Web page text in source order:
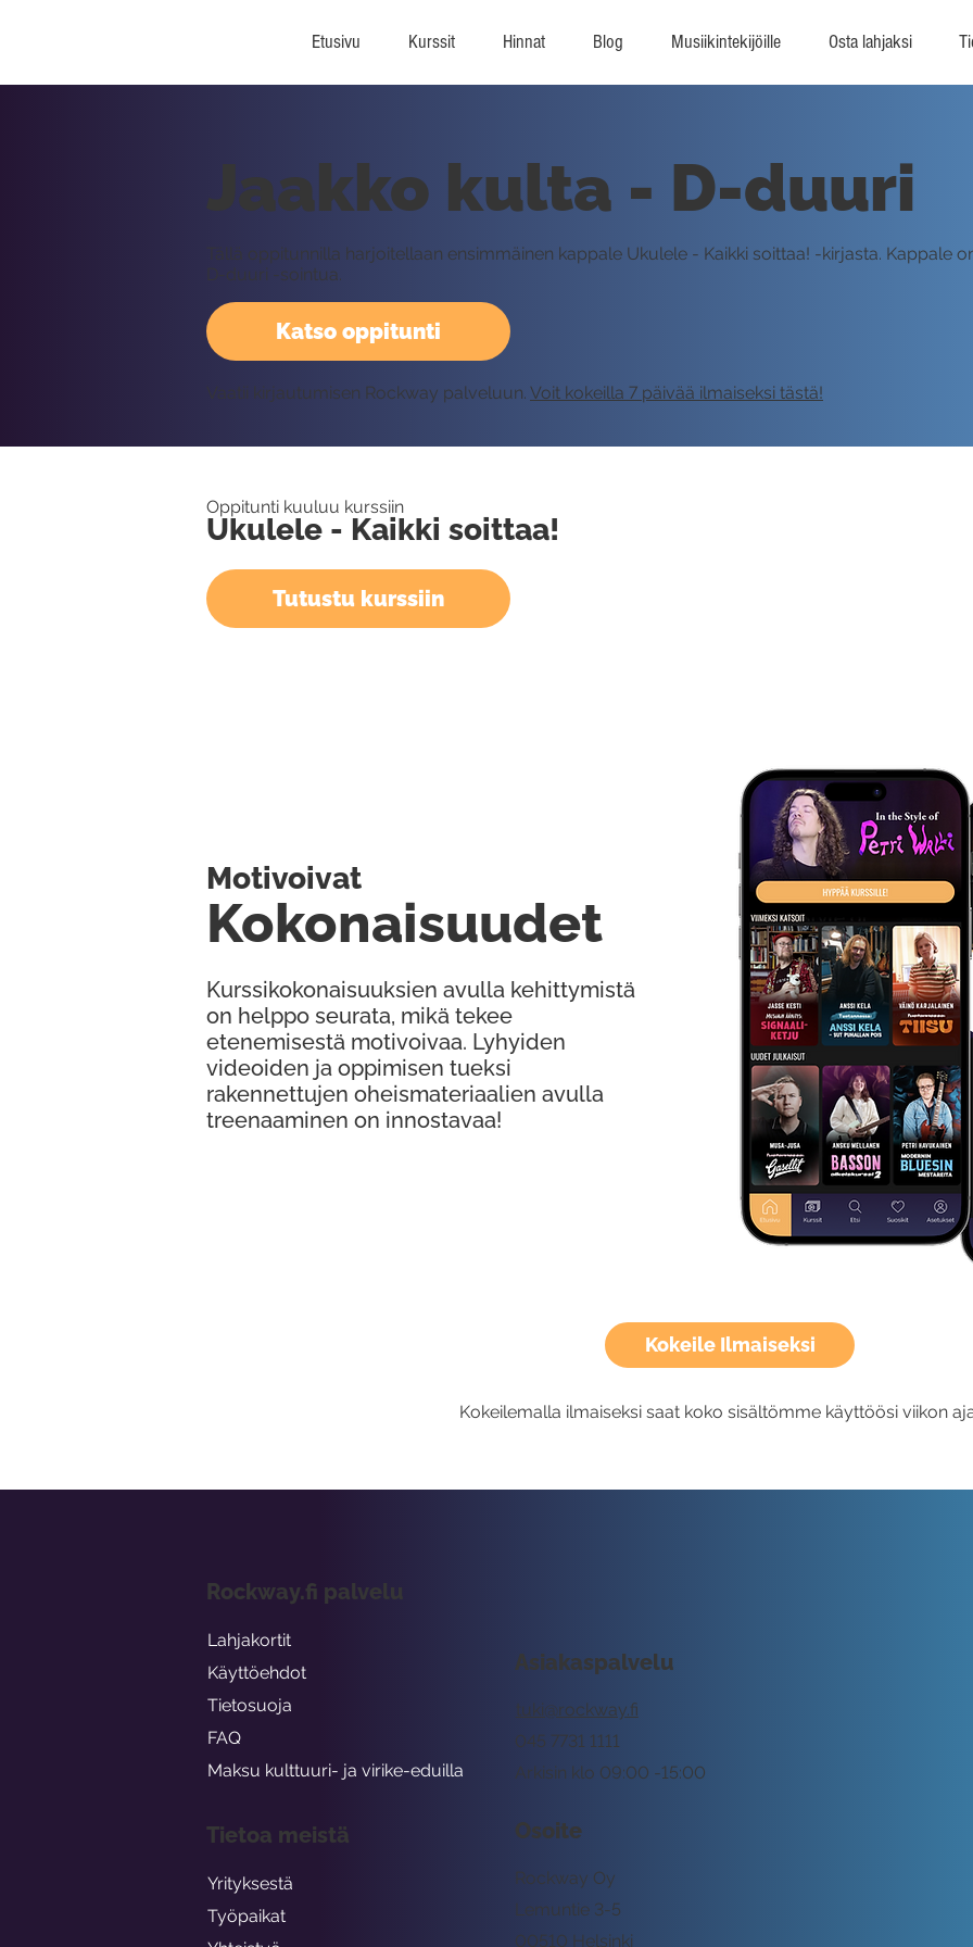
Etusivu Kurssit Hinnat Blog Musiikintekijöille Osta lahjaksi
Kokeile Ilmaiseksi
Kokeilemalla ilmaiseksi saat koko sisältömme käyttöösi viikon
Katso oppitunti
Jaakko kulta - D-duuri
Tällä oppitunnilla harjoitellaan ensimmäinen kappale Ukulele - Kaikki soittaa! -kirjasta. Kappale
D-duuri -sointua.
Vaatii kirjautumisen Rockway palveluun. Voit kokeilla 7 päivää ilmaiseksi tästä!
Oppitunti kuuluu kurssiin
Ukulele - Kaikki soittaa!
Tutustu kurssiin
Kurssikokonaisuuksien avulla kehittymistä
on helppo seurata, mikä tekee
etenemisestä motivoivaa. Lyhyiden
videoiden ja oppimisen tueksi
rakennettujen oheismateriaalien avulla
treenaaminen on innostavaa!
Kokonaisuudet
Motivoivat
Asiakaspalvelu
tuki@rockway.fi
Arkisin klo 09:00 -15:00
045 7731 1111
Osoite
Rockway Oy
Lemuntie 3-5
00510 Helsinki
Rockway.fi palvelu
Lahjakortit
Käyttöehdot
Tietosuoja
FAQ
Maksu kulttuuri- ja virike-eduilla
Tietoa meistä
Yrityksestä
Työpaikat